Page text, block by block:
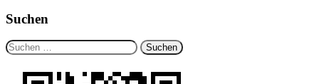
Suchen
Suchen
nach: